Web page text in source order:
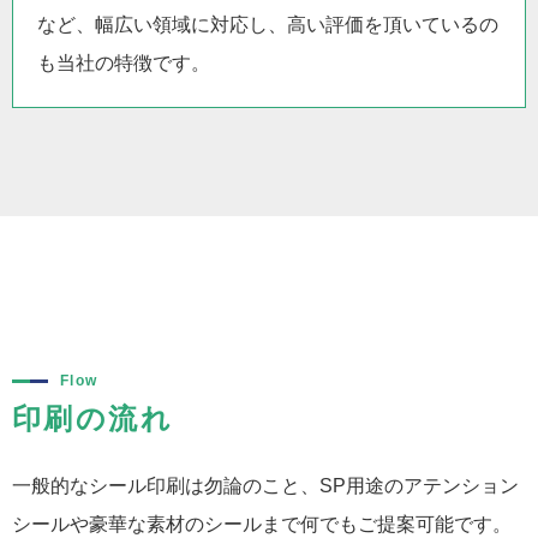
など、幅広い領域に対応し、高い評価を頂いているの
も当社の特徴です。
Flow
印刷の流れ
一般的なシール印刷は勿論のこと、SP用途のアテンション
シールや豪華な素材のシールまで何でもご提案可能です。